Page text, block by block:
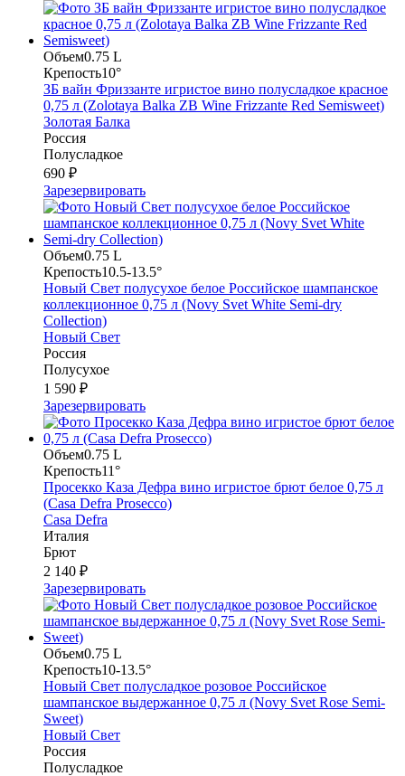
Объем0.75 L
Крепость10°
ЗБ вайн Фриззанте игристое вино полусладкое красное
0,75 л (Zolotaya Balka ZB Wine Frizzante Red Semisweet)
Золотая Балка
Россия
Полусладкое
690 ₽
Зарезервировать
Объем0.75 L
Крепость10.5-13.5°
Новый Свет полусухое белое Российское шампанское
коллекционное 0,75 л (Novy Svet White Semi-dry
Collection)
Новый Свет
Россия
Полусухое
1 590 ₽
Зарезервировать
Объем0.75 L
Крепость11°
Просекко Каза Дефра вино игристое брют белое 0,75 л
(Casa Defra Prosecco)
Casa Defra
Италия
Брют
2 140 ₽
Зарезервировать
Объем0.75 L
Крепость10-13.5°
Новый Свет полусладкое розовое Российское
шампанское выдержанное 0,75 л (Novy Svet Rose Semi-
Sweet)
Новый Свет
Россия
Полусладкое